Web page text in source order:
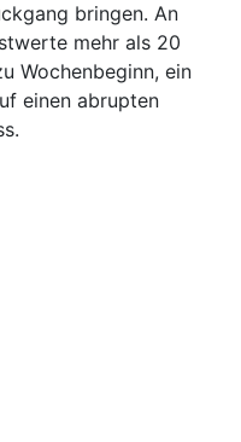
bringen. An
mehr als 20
Wochenbeginn, ein
einen abrupten